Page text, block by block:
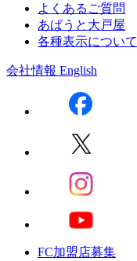
よくあるご質問
あばうと大戸屋
各種表示について
会社情報 English
FC加盟店募集